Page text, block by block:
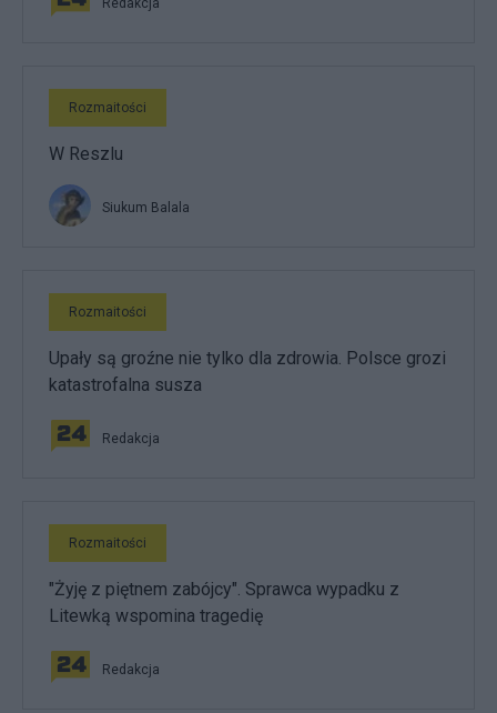
Rozmaitości
W Reszlu
Siukum Balala
Rozmaitości
Upały są groźne nie tylko dla zdrowia. Polsce grozi
katastrofalna susza
Redakcja
Rozmaitości
"Żyję z piętnem zabójcy". Sprawca wypadku z
Litewką wspomina tragedię
Redakcja